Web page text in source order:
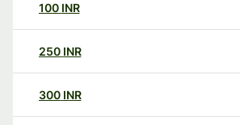
100 INR
250 INR
300 INR